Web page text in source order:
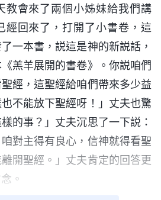
教會來了兩個小姊妹給我們講
經回來了，打開了小書卷，這
一本書，説這是神的新説話，
羔羊展開的書卷》。你説咱們
經，這聖經給咱們帶來多少益
不能放下聖經呀！」丈夫也驚
的事？」丈夫沉思了一下説：
咱對主得有良心，信神就得看聖
開聖經。」丈夫肯定的回答更
。